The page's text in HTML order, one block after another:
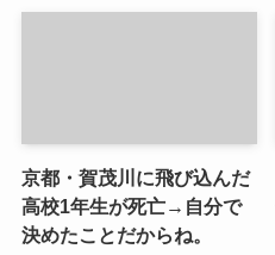
京都・賀茂川に飛び込んだ
高校1年生が死亡→自分で
決めたことだからね。